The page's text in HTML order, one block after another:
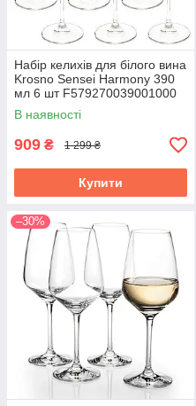
Набір келихів для білого вина
Krosno Sensei Harmony 390
мл 6 шт F579270039001000
В наявності
909 ₴ 1 299 ₴
Купити
–30%